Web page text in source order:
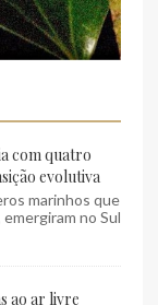
com quatro
evolutiva
marinhos que
no Sul
ao ar livre